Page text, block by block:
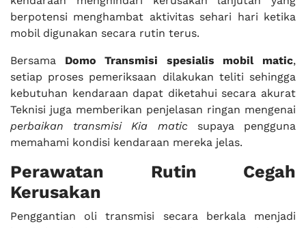
berpotensi menghambat aktivitas sehari hari ketika
mobil digunakan secara rutin terus.
Bersama Domo Transmisi spesialis mobil matic,
setiap proses pemeriksaan dilakukan teliti sehingga
kebutuhan kendaraan dapat diketahui secara akurat
Teknisi juga memberikan penjelasan ringan mengenai
perbaikan transmisi Kia maticsupaya pengguna
memahami kondisi kendaraan mereka jelas.
Perawatan Rutin Cegah
Kerusakan
Penggantian oli transmisi secara berkala menjadi